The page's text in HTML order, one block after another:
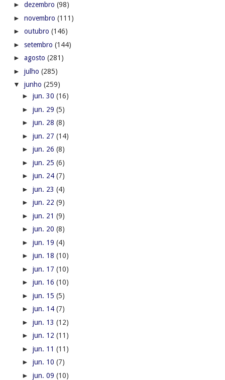
► dezembro (98)
► novembro (111)
► outubro (146)
► setembro (144)
► agosto (281)
► julho (285)
▼ junho (259)
► jun. 30 (16)
► jun. 29 (5)
► jun. 28 (8)
► jun. 27 (14)
► jun. 26 (8)
► jun. 25 (6)
► jun. 24 (7)
► jun. 23 (4)
► jun. 22 (9)
► jun. 21 (9)
► jun. 20 (8)
► jun. 19 (4)
► jun. 18 (10)
► jun. 17 (10)
► jun. 16 (10)
► jun. 15 (5)
► jun. 14 (7)
► jun. 13 (12)
► jun. 12 (11)
► jun. 11 (11)
► jun. 10 (7)
► jun. 09 (10)